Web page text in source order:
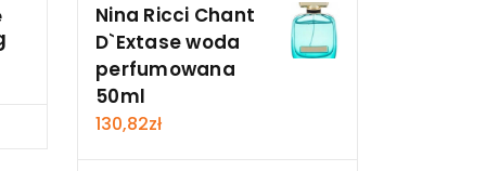
Nina Ricci Chant
D`Extase woda
perfumowana
50ml
130,82zł